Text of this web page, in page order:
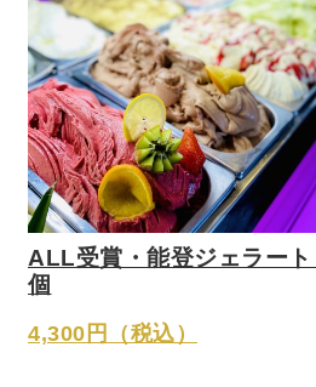
ALL受賞・能登ジェラー
個
4,300円（税込）